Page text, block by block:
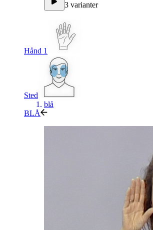
3 varianter
Hånd 1
Sted
blå
BLÅ